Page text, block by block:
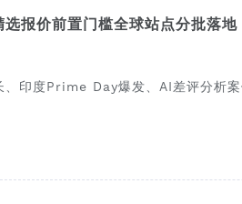
报价前置门槛全球站点分批落地
印度Prime Day爆发、AI差评分析